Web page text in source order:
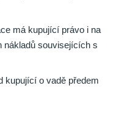
má kupující právo i na
nákladů souvisejících s
kupující o vadě předem